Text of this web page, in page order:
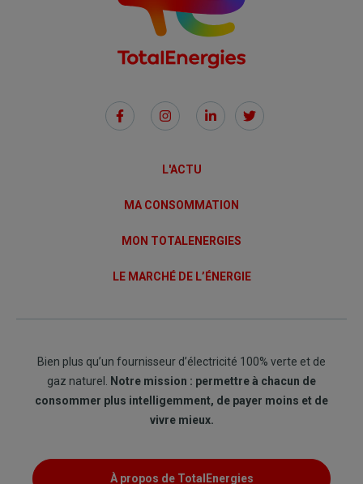
Social
Links
L'ACTU
MA CONSOMMATION
MON TOTALENERGIES
LE MARCHÉ DE L’ÉNERGIE
Bien plus qu’un fournisseur d’électricité 100% verte et de
gaz naturel. Notre mission : permettre à chacun de
consommer plus intelligemment, de payer moins et de
vivre mieux.
À propos de TotalEnergies